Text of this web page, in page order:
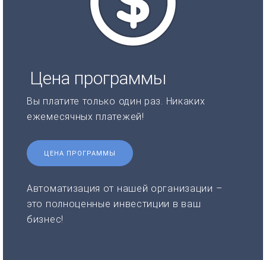
Цена программы
Вы платите только один раз. Никаких
ежемесячных платежей!
ЦЕНА ПРОГРАММЫ
Автоматизация от нашей организации –
это полноценные инвестиции в ваш
бизнес!